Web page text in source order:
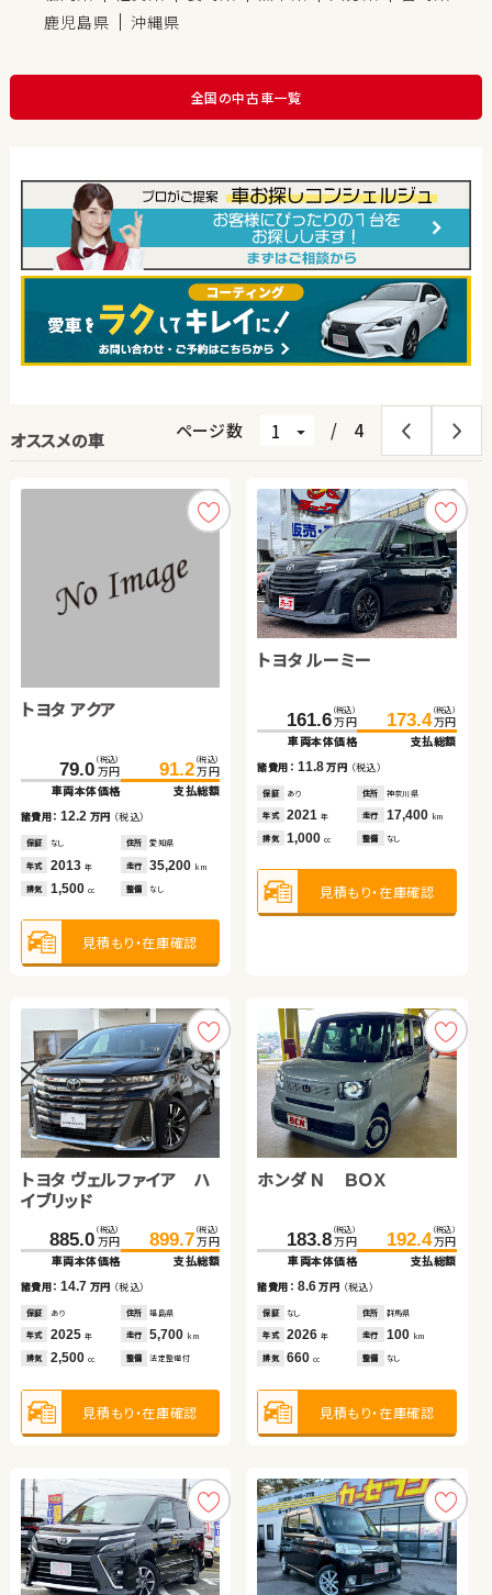
鹿児島県
沖縄県
全国の中古車一覧
オススメの車 ページ数 / 4
トヨタ アクア
79.0 （税込）
万円
車両本体価格
91.2 （税込）
万円
支払総額
諸費用：12.2 万円 （税込）
保証 なし 住所 愛知県
年式 2013 年 走行 35,200 km
排気 1,500 cc 整備 なし
見積もり・在庫確認
トヨタ ルーミー
161.6 （税込）
万円
車両本体価格
173.4 （税込）
万円
支払総額
諸費用： 11.8万円 （税込）
保証 あり 住所 神奈川県
年式 2021年 走行 17,400 km
排気 1,000cc 整備 なし
見積もり・在庫確認
トヨタ ヴェルファイア ハ
イブリッド
885.0 （税込）
万円
車両本体価格
899.7 （税込）
万円
支払総額
諸費用：14.7 万円 （税込）
保証 あり 住所 福島県
年式 2025 年 走行 5,700 km
排気 2,500 cc 整備 法定整備付
見積もり・在庫確認
ホンダ Ｎ ＢＯＸ
183.8 （税込）
万円
車両本体価格
192.4 （税込）
万円
支払総額
諸費用： 8.6万円 （税込）
保証 なし 住所 群馬県
年式 2026年 走行 100 km
排気 660cc 整備 なし
見積もり・在庫確認
199.7（税込）
万円
諸費用：5.5 万円（税込）
なし 岡山県
年式 2021年 走行
排気 1,500 整備 法定整備付
見積もり・在庫確認
トヨタ プリウスＰＨＶ
129.0 （税込）
万円
車両本体価格
141.2 （税込）
万円
支払総額
諸費用： 12.2万円 （税込）
保証 あり 住所 岡山県
年式 2017年 走行 90,600 km
排気 1,800cc 整備 法定整備付
見積もり・在庫確認
トヨタ ヴォクシー
119.3（税込）
万円
車両本体価格
127.7（税込）
万円
諸費用：8.4 万円（税込）
なし 岡山県
年式 2016年 走行
排気 2,000 整備 法定整備付
見積もり・在庫確認
ホンダ フィット
115.8 （税込）
万円
諸費用：11.0万円（税込）
あり
年式 2020年 走行
排気 1,300 整備 法定整備付
見積もり・在庫確認
スズキ ジムニー
240.7 （税込）
万円
車両本体価格
249.9 （税込）
万円
支払総額
諸費用：9.2万円（税込）
保証 あり 住所 岩手県
年式 2024 年 走行 20,500 km
排気 660cc 整備 法定整備付
見積もり・在庫確認
スズキ ワゴンＲ スマイル
138.0 （税込）
万円
車両本体価格
146.1 （税込）
万円
支払総額
諸費用： 8.1万円（税込）
保証 あり 住所 千葉県
年式 2022年 走行 43,100 km
排気 660cc 整備 法定整備付
見積もり・在庫確認
日産 セレナ
172.7 （税込）
万円
車両本体価格
189.9 （税込）
万円
支払総額
諸費用：17.2 万円 （税込）
保証 あり 住所 岩手県
年式 2017 年 走行 42,000km
排気 2,000 cc 整備 法定整備付
見積もり・在庫確認
トヨタ アルファード
386.8 （税込）
万円
車両本体価格
399.7 （税込）
万円
支払総額
諸費用： 12.9万円（税込）
保証 あり 住所 埼玉県
年式 2020年 走行 45,700
排気 2,500 整備 法定整備付
見積もり・在庫確認
241.6（税込）
万円
諸費用：13.6万円（税込）
あり 埼玉県
年式 2017年 走行
排気 1,800 整備 なし
見積もり・在庫確認
日産 エクストレイル
347.6 （税込）
万円
車両本体価格
359.4 （税込）
万円
支払総額
諸費用： 11.8万円 （税込）
保証 なし 住所 東京都
年式 2022年 走行 23,400 km
排気 1,500cc 整備 なし
見積もり・在庫確認